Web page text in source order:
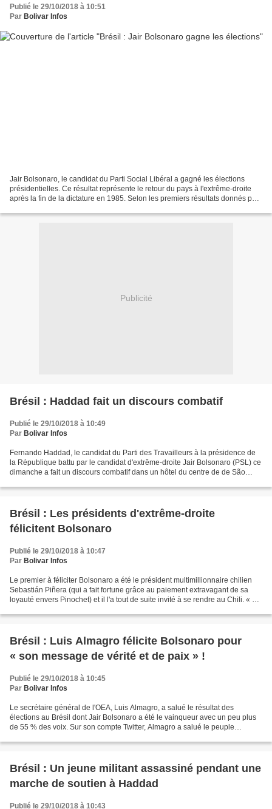
Publié le 29/10/2018 à 10:51
Par Bolivar Infos
Jair Bolsonaro, le candidat du Parti Social Libéral a gagné les élections
présidentielles. Ce résultat représente le retour du pays à l'extrême-droite
après la fin de la dictature en 1985. Selon les premiers résultats donnés par
Publicité
Brésil : Haddad fait un discours combatif
Publié le 29/10/2018 à 10:49
Par Bolivar Infos
Fernando Haddad, le candidat du Parti des Travailleurs à la présidence de
la République battu par le candidat d'extrême-droite Jair Bolsonaro (PSL) ce
dimanche a fait un discours combatif dans un hôtel du centre de de São
Brésil : Les présidents d'extrême-droite
félicitent Bolsonaro
Publié le 29/10/2018 à 10:47
Par Bolivar Infos
Le premier à féliciter Bolsonaro a été le président multimillionnaire chilien
Sebastián Piñera (qui a fait fortune grâce au paiement extravagant de sa
loyauté envers Pinochet) et il l'a tout de suite invité à se rendre au Chili. « Je
Brésil : Luis Almagro félicite Bolsonaro pour
« son message de vérité et de paix » !
Publié le 29/10/2018 à 10:45
Par Bolivar Infos
Le secrétaire général de l'OEA, Luis Almagro, a salué le résultat des
élections au Brésil dont Jair Bolsonaro a été le vainqueur avec un peu plus
de 55 % des voix. Sur son compte Twitter, Almagro a salué le peuple
Brésil : Un jeune militant assassiné pendant une
marche de soutien à Haddad
Publié le 29/10/2018 à 10:43